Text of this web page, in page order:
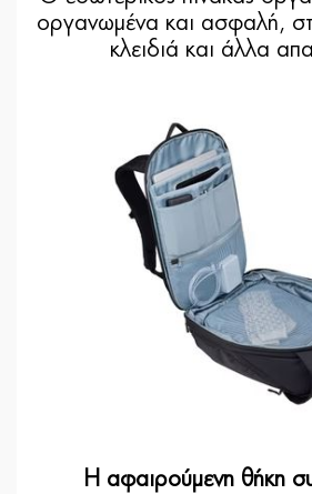
οργανωμένα και ασφαλή,
κλειδιά και άλλα
Η αφαιρούμενη θήκη